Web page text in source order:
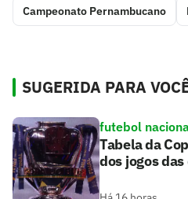
Campeonato Pernambucano
SUGERIDA PARA
futebol
Tabela da
dos jogos